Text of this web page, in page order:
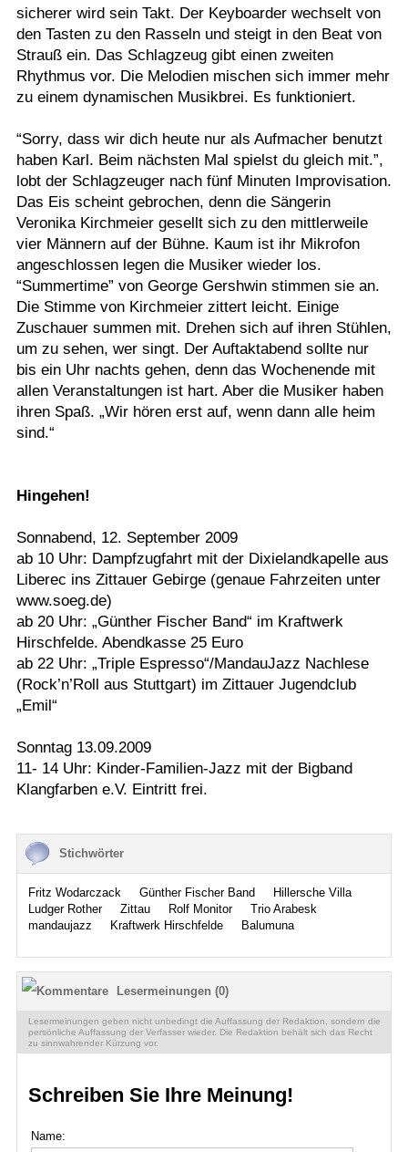
sicherer wird sein Takt. Der Keyboarder wechselt von
den Tasten zu den Rasseln und steigt in den Beat von
Strauß ein. Das Schlagzeug gibt einen zweiten
Rhythmus vor. Die Melodien mischen sich immer mehr
zu einem dynamischen Musikbrei. Es funktioniert.
“Sorry, dass wir dich heute nur als Aufmacher benutzt
haben Karl. Beim nächsten Mal spielst du gleich mit.”,
lobt der Schlagzeuger nach fünf Minuten Improvisation.
Das Eis scheint gebrochen, denn die Sängerin
Veronika Kirchmeier gesellt sich zu den mittlerweile
vier Männern auf der Bühne. Kaum ist ihr Mikrofon
angeschlossen legen die Musiker wieder los.
“Summertime” von George Gershwin stimmen sie an.
Die Stimme von Kirchmeier zittert leicht. Einige
Zuschauer summen mit. Drehen sich auf ihren Stühlen,
um zu sehen, wer singt. Der Auftaktabend sollte nur
bis ein Uhr nachts gehen, denn das Wochenende mit
allen Veranstaltungen ist hart. Aber die Musiker haben
ihren Spaß. „Wir hören erst auf, wenn dann alle heim
sind.“
Hingehen!
Sonnabend, 12. September 2009
ab 10 Uhr: Dampfzugfahrt mit der Dixielandkapelle aus
Liberec ins Zittauer Gebirge (genaue Fahrzeiten unter
www.soeg.de)
ab 20 Uhr: „Günther Fischer Band“ im Kraftwerk
Hirschfelde. Abendkasse 25 Euro
ab 22 Uhr: „Triple Espresso“/MandauJazz Nachlese
(Rock’n’Roll aus Stuttgart) im Zittauer Jugendclub
„Emil“
Sonntag 13.09.2009
11- 14 Uhr: Kinder-Familien-Jazz mit der Bigband
Klangfarben e.V. Eintritt frei.
Stichwörter
Fritz Wodarczack Günther Fischer Band
Hillersche Villa
Ludger Rother
Zittau Rolf Monitor
Trio Arabesk
mandaujazz
Kraftwerk Hirschfelde Balumuna
Lesermeinungen (0)
Lesermeinungen geben nicht unbedingt die Auffassung der Redaktion, sondern die
persönliche Auffassung der Verfasser wieder. Die Redaktion behält sich das Recht
zu sinnwahrender Kürzung vor.
Schreiben Sie Ihre Meinung!
Name: